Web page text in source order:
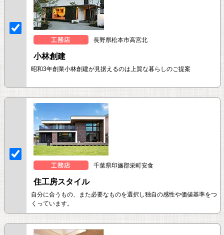
長野県松本市高宮北
小林創建
昭和3年創業小林創建が見据えるのは上質な暮らしのご提案
千葉県印旛郡栄町安食
住工房スタイル
自分に合うもの、また必要なものを選択し独自の感性や価値基準をつ
くっています。